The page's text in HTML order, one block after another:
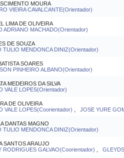
MOURA
VIEIRA CAVALCANTE(Orientador)
LIMA DE OLIVEIRA
ADRIANO MACHADO(Orientador)
DE SOUZA
TULIO MENDONCA DINIZ(Orientador)
SOARES
PINHEIRO ALBANO(Orientador)
MEDEIROS DA SILVA
VALE LOPES(Orientador)
DE OLIVEIRA
VALE LOPES(Coorientador) JOSE YURE
DANTAS MAGNO
TULIO MENDONCA DINIZ(Orientador)
SANTOS ARAUJO
RODRIGUES GALVAO(Coorientador)